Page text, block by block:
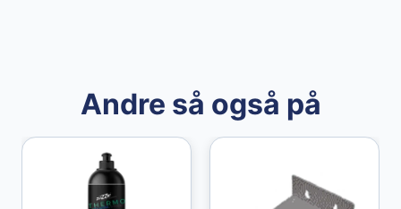
Andre så også på